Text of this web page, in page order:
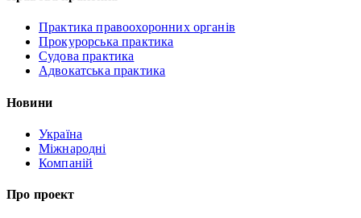
Практика правоохоронних органів
Прокурорська практика
Судова практика
Адвокатська практика
Новини
Україна
Міжнародні
Компаній
Про проект